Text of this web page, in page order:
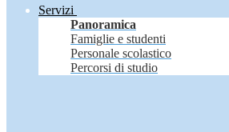
Servizi
Panoramica
Famiglie e studenti
Personale scolastico
Percorsi di studio